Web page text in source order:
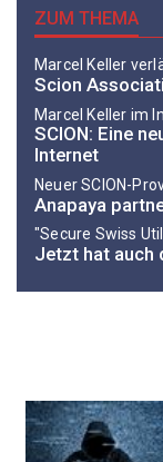
ZUM THEMA
Marcel Keller
Scion
Marcel Keller im
SCION: Eine
Internet
Neuer SCION-
Anapaya
"Secure Swiss
Jetzt hat auch